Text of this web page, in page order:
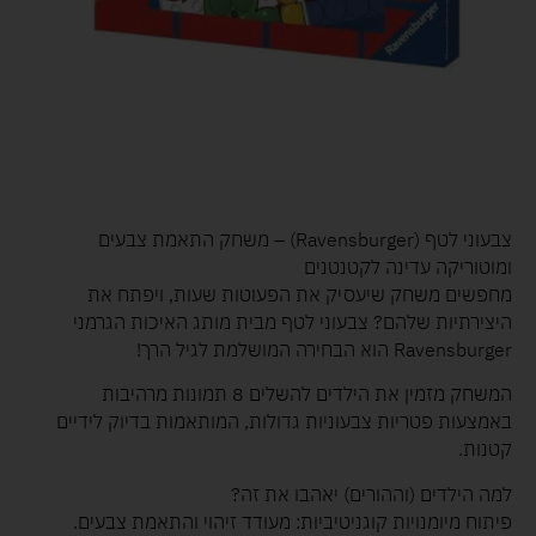
צבעוני לטף (Ravensburger) – משחק התאמת צבעים
ומוטוריקה עדינה לקטנטנים
מחפשים משחק שיעסיק את הפעוטות שעות, ויפתח את
היצירתיות שלהם? צבעוני לטף מבית מותג האיכות הגרמני
Ravensburger הוא הבחירה המושלמת לגיל הרך!
המשחק מזמין את הילדים להשלים 8 תמונות מרהיבות
באמצעות פטריות צבעוניות גדולות, המותאמות בדיוק לידיים
קטנות.
למה הילדים (וההורים) יאהבו את זה?
פיתוח מיומנויות קוגניטיביות: מעודד זיהוי והתאמת צבעים.